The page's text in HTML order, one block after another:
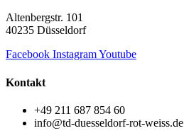
Altenbergstr. 101
40235 Düsseldorf
Facebook InstagramYoutube
Kontakt
+49 211 687 854 60
info@td-duesseldorf-rot-weiss.de